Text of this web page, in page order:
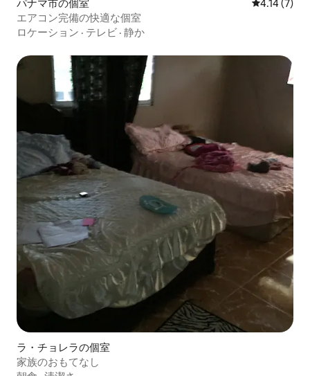
パナマ市の個室 レビュー7
4.14 (7)
エアコン完備の快適な個室
ロケーション · テレビ · 静か
ラ・チョレラの個室
家族のおもてなし